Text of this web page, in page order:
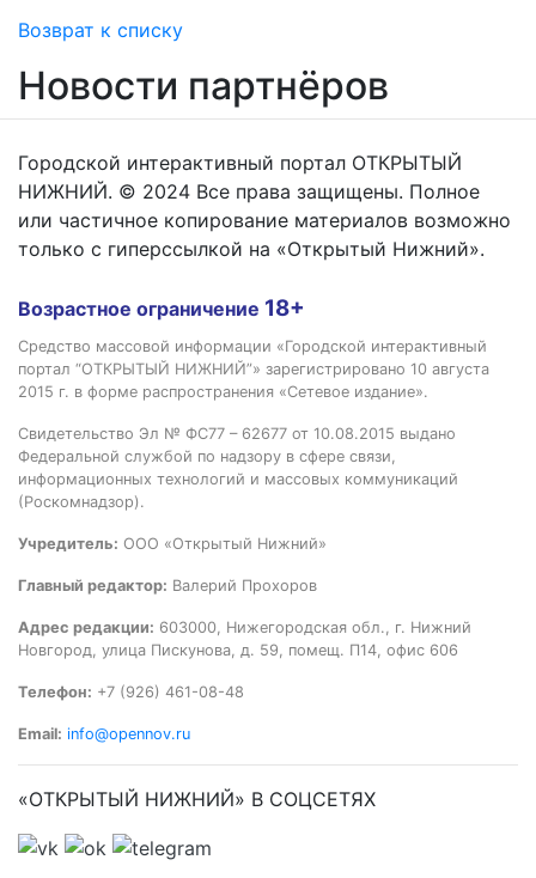
Возврат к списку
Новости партнёров
Городской интерактивный портал ОТКРЫТЫЙ
НИЖНИЙ. © 2024 Все права защищены. Полное
или частичное копирование материалов возможно
только с гиперссылкой на «Открытый Нижний».
Возрастное ограничение 18+
Средство массовой информации «Городской интерактивный
портал “ОТКРЫТЫЙ НИЖНИЙ”» зарегистрировано 10 августа
2015 г. в форме распространения «Сетевое издание».
Свидетельство Эл № ФС77 – 62677 от 10.08.2015 выдано
Федеральной службой по надзору в сфере связи,
информационных технологий и массовых коммуникаций
(Роскомнадзор).
Учредитель: ООО «Открытый Нижний»
Главный редактор: Валерий Прохоров
Адрес редакции: 603000, Нижегородская обл., г. Нижний
Новгород, улица Пискунова, д. 59, помещ. П14, офис 606
Телефон: +7 (926) 461-08-48
Email: info@opennov.ru
«ОТКРЫТЫЙ НИЖНИЙ» В СОЦСЕТЯХ